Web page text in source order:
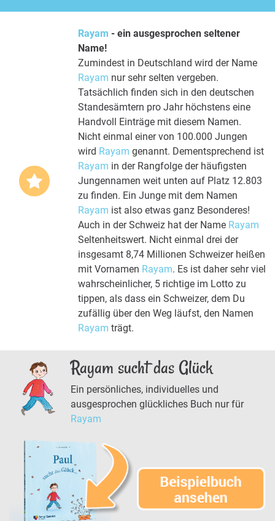
Rayam - ein ausgesprochen seltener
Name!
Zumindest in Deutschland wird der Name
Rayam nur sehr selten vergeben.
Tatsächlich finden sich in den deutschen
Standesämtern pro Jahr höchstens eine
Handvoll Einträge mit diesem Namen.
Nicht einmal einer von 100.000 Jungen
wird Rayam genannt. Dementsprechend ist
Rayam in der Rangfolge der häufigsten
Jungennamen weit unten auf Platz 12.803
zu finden. Ein Junge mit dem Namen
Rayam ist also etwas ganz Besonderes!
Auch in der Schweiz hat der Name Rayam
Seltenheitswert. Nicht einmal drei der
insgesamt 8,74 Millionen Schweizer heißen
mit Vornamen Rayam. Es ist daher sehr viel
wahrscheinlicher, 5 richtige im Lotto zu
tippen, als dass ein Schweizer, dem Du
zufällig über den Weg läufst, den Namen
Rayam trägt.
Rayam sucht das Glück
Ein persönliches, individuelles und
ausgesprochen glückliches Buch nur für
Rayam